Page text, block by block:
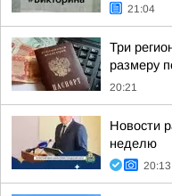
21:04
Три
размеру
20:21
Новости
неделю
20:13